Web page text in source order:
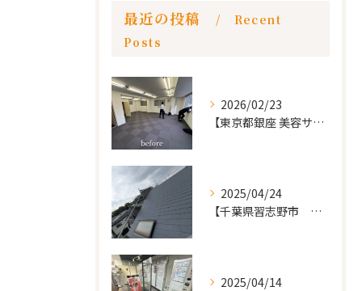
最近の投稿
Recent
Posts
2026/02/23
【東京都銀座 美容サロン店舗工事】
2025/04/24
【千葉県習志野市 戸建て 屋根の葺き替え工事】
2025/04/14